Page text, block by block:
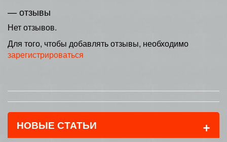
— отзывы
Нет отзывов.
Для того, чтобы добавлять отзывы, необходимо
зарегистрироваться
НОВЫЕ СТАТЬИ +